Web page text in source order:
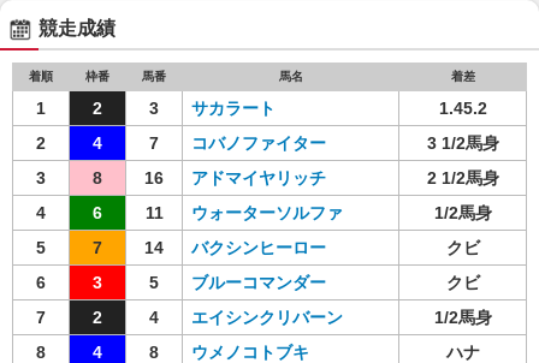
競走成績
着順 枠番 馬番 馬名 着差
1 2 3 サカラート
1.45.2
2
4 7 コバノファイター
3 1/2馬身
3
8 16 アドマイヤリッチ
2 1/2馬身
4
6 11 ウォーターソルファ
1/2馬身
5
7 14 バクシンヒーロー
クビ
6
3 5 ブルーコマンダー
クビ
7
2 4 エイシンクリバーン
1/2馬身
8
4 8 ウメノコトブキ
ハナ